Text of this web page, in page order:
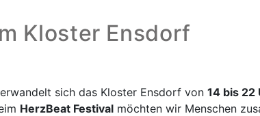
Kloster Ensdorf
sich das Kloster Ensdorf von 14 bis 22
HerzBeat Festival möchten wir Menschen